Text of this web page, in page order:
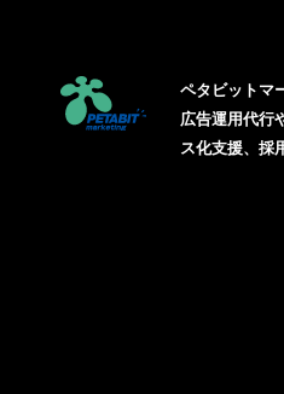
ペタビットマ
広告運用代行
ス化支援、採